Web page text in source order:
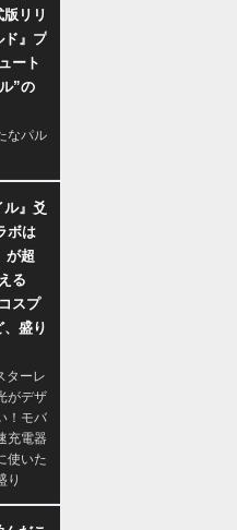
版リリ
ド』プ
ート
”の
なパル
ル』爻
ボは
が超
る
スプ
、盛り
ターレ
がデザ
！モバ
充電器
使いた
り